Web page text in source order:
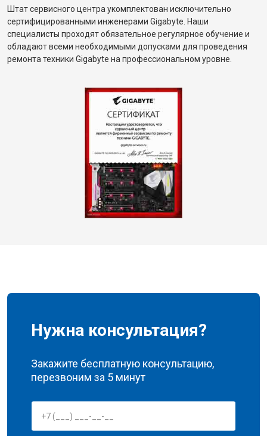
Штат сервисного центра укомплектован исключительно
сертифицированными инженерами Gigabyte. Наши
специалисты проходят обязательное регулярное обучение и
обладают всеми необходимыми допусками для проведения
ремонта техники Gigabyte на профессиональном уровне.
Нужна консультация?
Закажите бесплатную консультацию,
перезвоним за 5 минут